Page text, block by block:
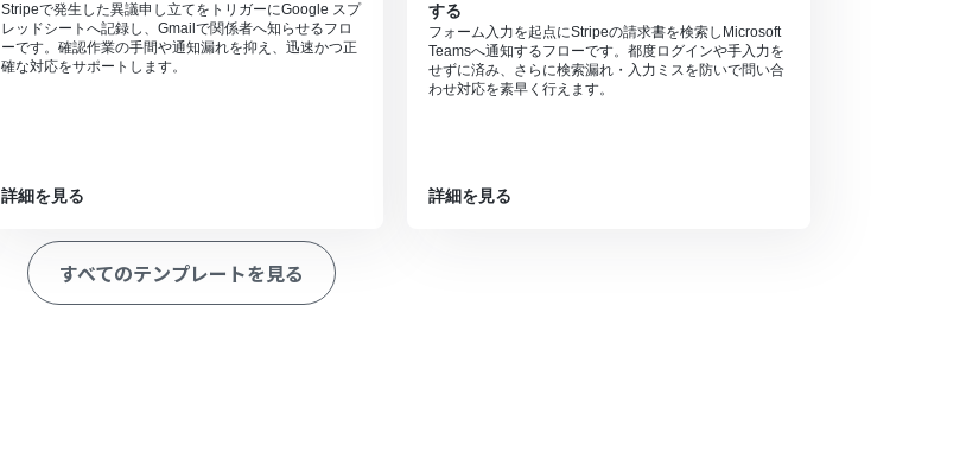
Stripeで発生した異議申し立てをトリガーにGoogle スプ
レッドシートへ記録し、Gmailで関係者へ知らせるフロ
ーです。確認作業の手間や通知漏れを抑え、迅速かつ正
確な対応をサポートします。
詳細を見る
する
フォーム入力を起点にStripeの請求書を検索しMicrosoft
Teamsへ通知するフローです。都度ログインや手入力を
せずに済み、さらに検索漏れ・入力ミスを防いで問い合
わせ対応を素早く行えます。
詳細を見る
すべてのテンプレートを見る